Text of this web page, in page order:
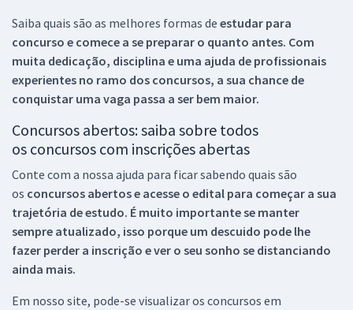
Saiba quais são as melhores formas de estudar para
concurso e comece a se preparar o quanto antes. Com
muita dedicação, disciplina e uma ajuda de profissionais
experientes no ramo dos concursos, a sua chance de
conquistar uma vaga passa a ser bem maior.
Concursos abertos: saiba sobre todos
os concursos com inscrições abertas
Conte com a nossa ajuda para ficar sabendo quais são
os concursos abertos e acesse o edital para começar a sua
trajetória de estudo. É muito importante se manter
sempre atualizado, isso porque um descuido pode lhe
fazer perder a inscrição e ver o seu sonho se distanciando
ainda mais.
Em nosso site, pode-se visualizar os concursos em